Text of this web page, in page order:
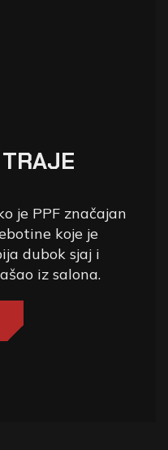
je PPF značajan
koje je
dubok sjaj i
iz salona.